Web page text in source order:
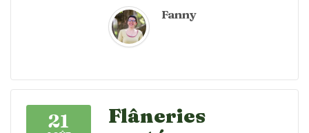
Fanny
21
Flâneries